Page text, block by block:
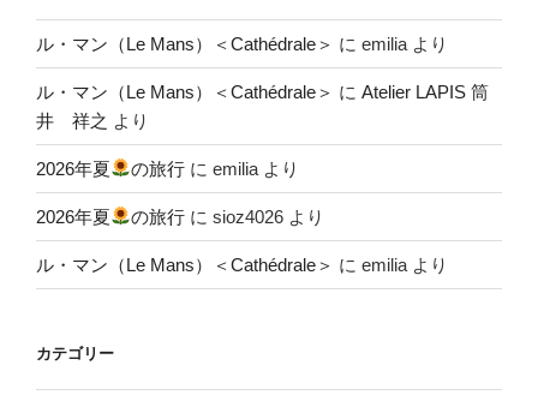
ル・マン（Le Mans）＜Cathédrale＞ に emilia より
ル・マン（Le Mans）＜Cathédrale＞ に Atelier LAPIS 筒
井 祥之 より
2026年夏 の旅行 にemilia より
2026年夏 の旅行 にsioz4026 より
ル・マン（Le Mans）＜Cathédrale＞ に emilia より
カテゴリー